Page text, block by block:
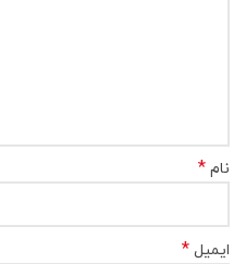
نام *
ایمیل *